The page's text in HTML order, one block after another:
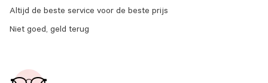
Altijd de beste service voor de beste prijs
Niet goed, geld terug